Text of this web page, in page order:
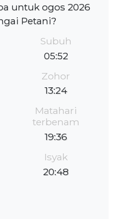
untuk ogos 2026
Petani?
Subuh
05:52
Zohor
13:24
Matahari
terbenam
19:36
Isyak
20:48